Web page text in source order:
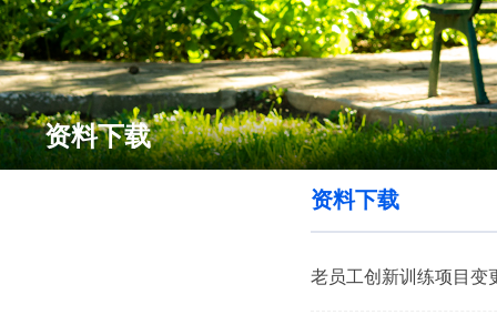
资料下载
资料下载
老员工创新训练项目变